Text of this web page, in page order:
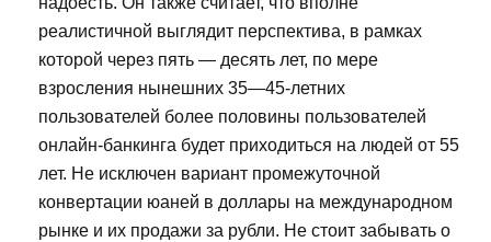
реалистичной выглядит перспектива, в рамках
которой через пять — десять лет, по мере
взросления нынешних 35—45-летних
пользователей более половины пользователей
онлайн-банкинга будет приходиться на людей от 55
лет. Не исключен вариант промежуточной
конвертации юаней в доллары на международном
рынке и их продажи за рубли. Не стоит забывать о